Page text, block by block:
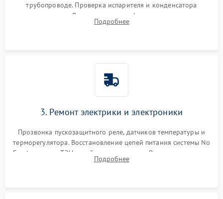
трубопроводе. Проверка испарителя и конденсатора
течеискателем. Демонтаж старого фильтра-осушителя и
продувка капиллярной трубки для устранения засоров.
Подробнее
3. Ремонт электрики и электроники
Прозвонка пускозащитного реле, датчиков температуры и
терморегулятора. Восстановление цепей питания системы No
Frost, включая ТЭН оттайки и вентилятор. Ремонт или замена
платы управления при сбоях алгоритмов.
Подробнее